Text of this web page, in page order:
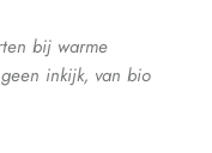
bij warme
inkijk, van bio